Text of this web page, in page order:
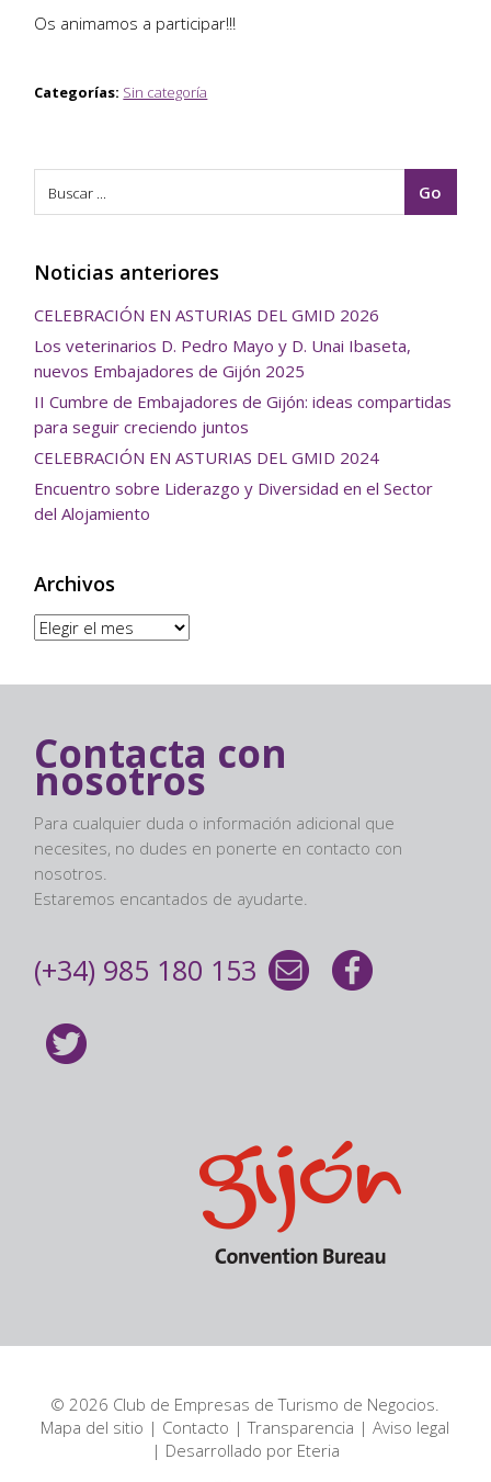
Os animamos a participar!!!
Categorías: Sin categoría
Noticias anteriores
CELEBRACIÓN EN ASTURIAS DEL GMID 2026
Los veterinarios D. Pedro Mayo y D. Unai Ibaseta,
nuevos Embajadores de Gijón 2025
II Cumbre de Embajadores de Gijón: ideas compartidas
para seguir creciendo juntos
CELEBRACIÓN EN ASTURIAS DEL GMID 2024
Encuentro sobre Liderazgo y Diversidad en el Sector
del Alojamiento
Archivos
Archivos
Contacta con
nosotros
Para cualquier duda o información adicional que
necesites, no dudes en ponerte en contacto con
nosotros.
Estaremos encantados de ayudarte.
(+34) 985 180 153
© 2026 Club de Empresas de Turismo de Negocios.
Mapa del sitio | Contacto |Transparencia |Aviso legal
| Desarrollado por Eteria